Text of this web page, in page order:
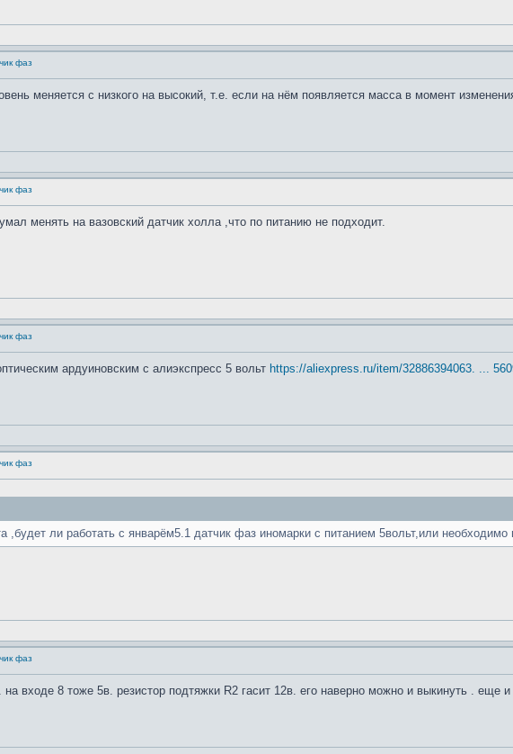
фаз
меняется с низкого на высокий, т.е. если на нём появляется масса в момент
фаз
менять на вазовский датчик холла ,что по питанию не подходит.
фаз
ардуиновским с алиэкспресс 5 вольт https://aliexpress.ru/item/32886394063. ...
фаз
,будет ли работать с январём5.1 датчик фаз иномарки с питанием 5вольт,или
фаз
на входе 8 тоже 5в. резистор подтяжки R2 гасит 12в. его наверно можно и выкинуть . еще и